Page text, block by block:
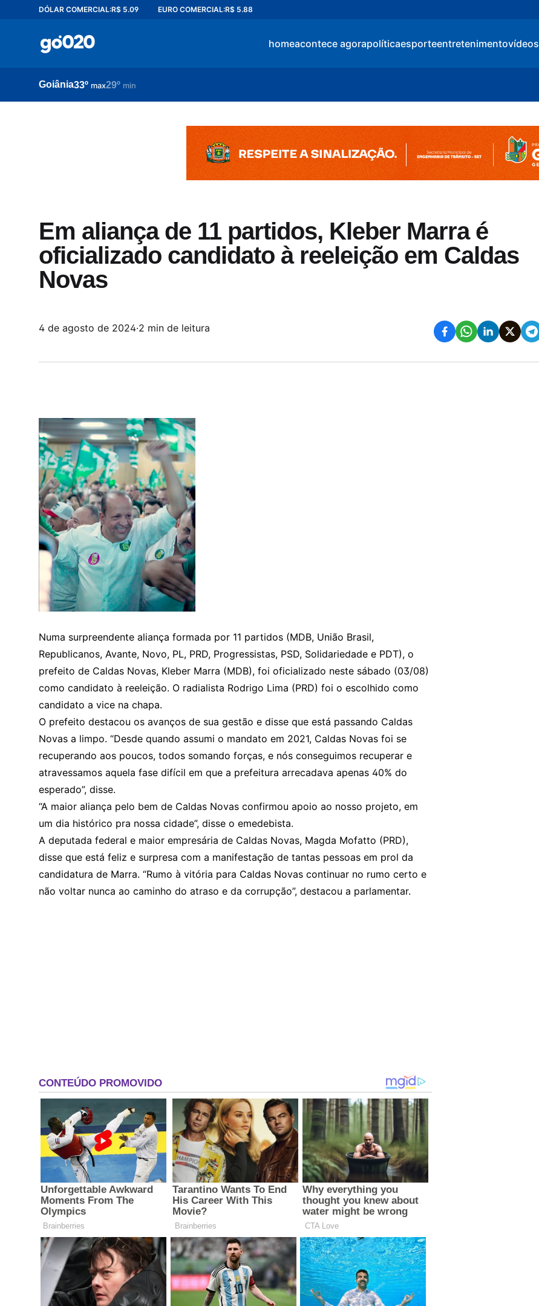
DÓLAR COMERCIAL:R$ 5.09 EURO COMERCIAL:R$ 5.88
homeacontece agorapolíticaesporteentretenimentovídeos
Goiânia33º max29º min
Em aliança de 11 partidos, Kleber Marra é
oficializado candidato à reeleição em Caldas
Novas
4 de agosto de 2024·2 min de leitura
Numa surpreendente aliança formada por 11 partidos (MDB, União Brasil,
Republicanos, Avante, Novo, PL, PRD, Progressistas, PSD, Solidariedade e PDT), o
prefeito de Caldas Novas, Kleber Marra (MDB), foi oficializado neste sábado (03/08)
como candidato à reeleição. O radialista Rodrigo Lima (PRD) foi o escolhido como
candidato a vice na chapa.
O prefeito destacou os avanços de sua gestão e disse que está passando Caldas
Novas a limpo. “Desde quando assumi o mandato em 2021, Caldas Novas foi se
recuperando aos poucos, todos somando forças, e nós conseguimos recuperar e
atravessamos aquela fase difícil em que a prefeitura arrecadava apenas 40% do
esperado”, disse.
“A maior aliança pelo bem de Caldas Novas confirmou apoio ao nosso projeto, em
um dia histórico pra nossa cidade”, disse o emedebista.
A deputada federal e maior empresária de Caldas Novas, Magda Mofatto (PRD),
disse que está feliz e surpresa com a manifestação de tantas pessoas em prol da
candidatura de Marra. “Rumo à vitória para Caldas Novas continuar no rumo certo e
não voltar nunca ao caminho do atraso e da corrupção”, destacou a parlamentar.
acontece agora
esporte